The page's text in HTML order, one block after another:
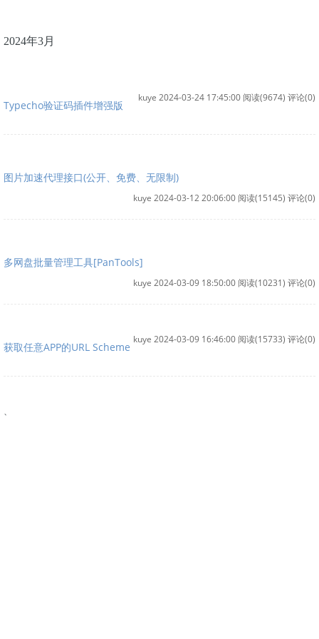
2024年3月
Typecho验证码插件增强版
kuye 2024-03-24 17:45:00 阅读(9674) 评论(0)
图片加速代理接口(公开、免费、无限制)
kuye 2024-03-12 20:06:00 阅读(15145) 评论(0)
多网盘批量管理工具[PanTools]
kuye 2024-03-09 18:50:00 阅读(10231) 评论(0)
获取任意APP的URL Scheme
kuye 2024-03-09 16:46:00 阅读(15733) 评论(0)
、